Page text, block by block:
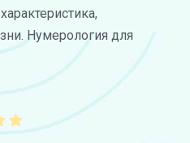
Нумерология для